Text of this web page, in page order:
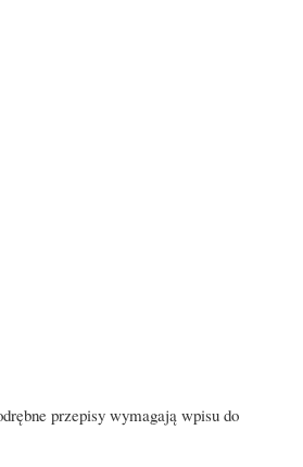
przepisy wymagają wpisu do